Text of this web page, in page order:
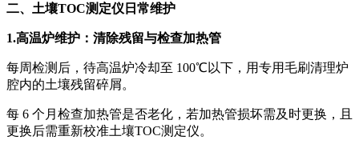
二、土壤TOC测定仪日常维护
1.高温炉维护：清除残留与检查加热管
每周检测后，待高温炉冷却至 100℃以下，用专用毛刷清理炉
腔内的土壤残留碎屑。
每 6 个月检查加热管是否老化，若加热管损坏需及时更换，且
更换后需重新校准土壤TOC测定仪。